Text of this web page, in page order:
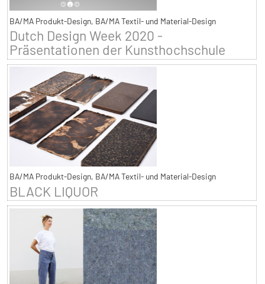
BA/MA Produkt-Design, BA/MA Textil- und Material-Design
Dutch Design Week 2020 -
Präsentationen der Kunsthochschule
BA/MA Produkt-Design, BA/MA Textil- und Material-Design
BLACK LIQUOR